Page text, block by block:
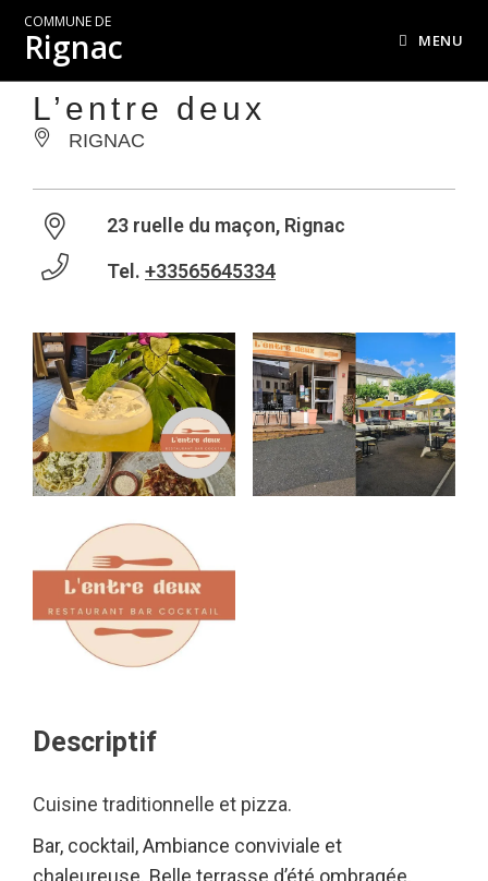
COMMUNE DE
Rignac MENU
L’entre deux
RIGNAC
23 ruelle du maçon, Rignac
Tel. +33565645334
Descriptif
Cuisine traditionnelle et pizza.
Bar, cocktail, Ambiance conviviale et
chaleureuse. Belle terrasse d’été ombragée.